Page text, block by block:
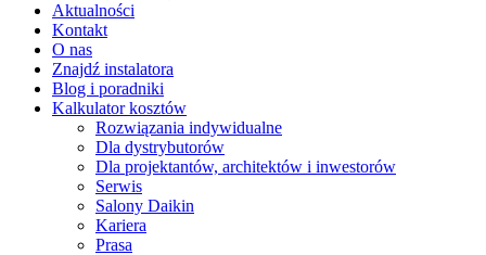
Aktualności
Kontakt
O nas
Znajdź instalatora
Blog i poradniki
Kalkulator kosztów
Rozwiązania indywidualne
Dla dystrybutorów
Dla projektantów, architektów i inwestorów
Serwis
Salony Daikin
Kariera
Prasa